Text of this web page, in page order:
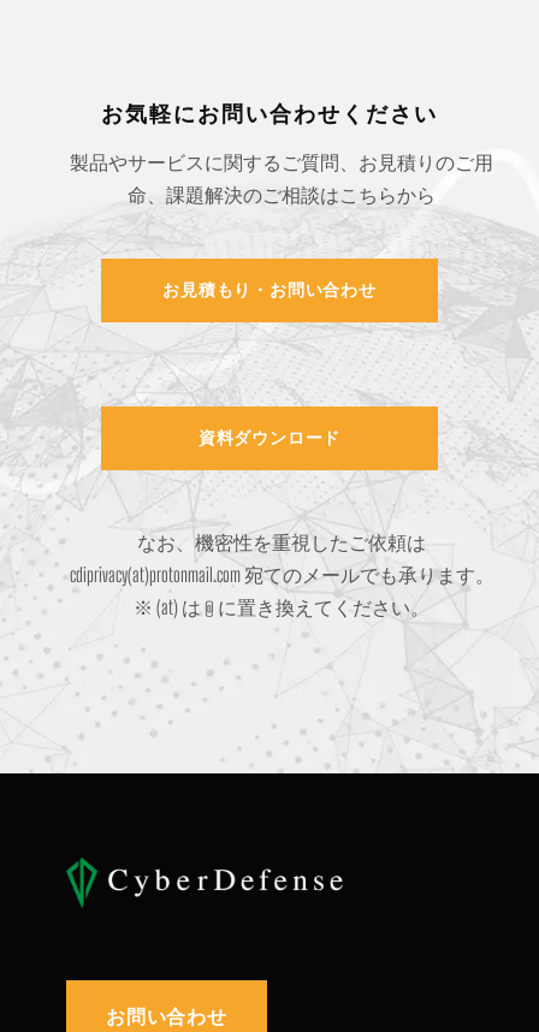
お気軽にお問い合わせください
製品やサービスに関するご質問、お見積りのご用
命、課題解決のご相談はこちらから
お見積もり・お問い合わせ
資料ダウンロード
なお、機密性を重視したご依頼は
cdiprivacy(at)protonmail.com 宛てのメールでも承ります。
※ (at) は @ に置き換えてください。
お問い合わせ